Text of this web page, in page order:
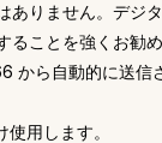
りません。デジ
ことを強くお勧め
ら自動的に送信
用します。